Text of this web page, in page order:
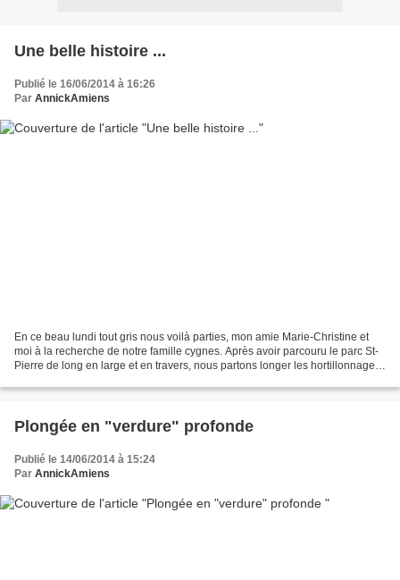
Une belle histoire ...
Publié le 16/06/2014 à 16:26
Par AnnickAmiens
En ce beau lundi tout gris nous voilà parties, mon amie Marie-Christine et
moi à la recherche de notre famille cygnes. Après avoir parcouru le parc St-
Pierre de long en large et en travers, nous partons longer les hortillonnages
Plongée en "verdure" profonde
Publié le 14/06/2014 à 15:24
Par AnnickAmiens